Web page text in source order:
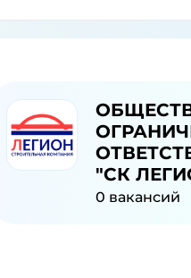
"СК
0 вакансий